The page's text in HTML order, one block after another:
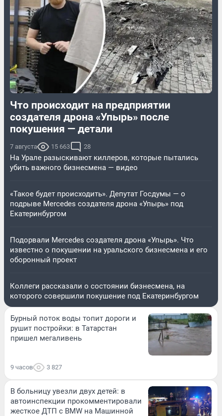
Что происходит на предприятии
создателя дрона «Упырь» после
покушения — детали
7 августа 15 663 28
На Урале разыскивают киллеров, которые пытались
убить важного бизнесмена — видео
«Такое будет происходить». Депутат Госдумы — о
подрыве Mercedes создателя дрона «Упырь» под
Екатеринбургом
Подорвали Mercedes создателя дрона «Упырь». Что
известно о покушении на уральского бизнесмена и его
оборонный проект
Коллеги рассказали о состоянии бизнесмена, на
которого совершили покушение под Екатеринбургом
Бурный поток воды топит дороги и
рушит постройки: в Татарстан
пришел мегаливень
9 часов 3 827
В больницу увезли двух детей: в
автоинспекции прокомментировали
жесткое ДТП с BMW на Машинной